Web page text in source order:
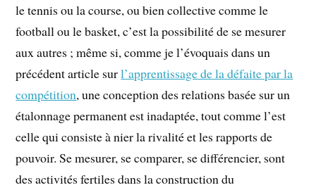
le tennis ou la course, ou bien collective comme le
football ou le basket, c’est la possibilité de se mesurer
aux autres ; même si, comme je l’évoquais dans un
précédent article surl’apprentissage de la défaite par la
compétition, une conception des relations basée sur un
étalonnage permanent est inadaptée, tout comme l’est
celle qui consiste à nier la rivalité et les rapports de
pouvoir. Se mesurer, se comparer, se différencier, sont
des activités fertiles dans la construction du